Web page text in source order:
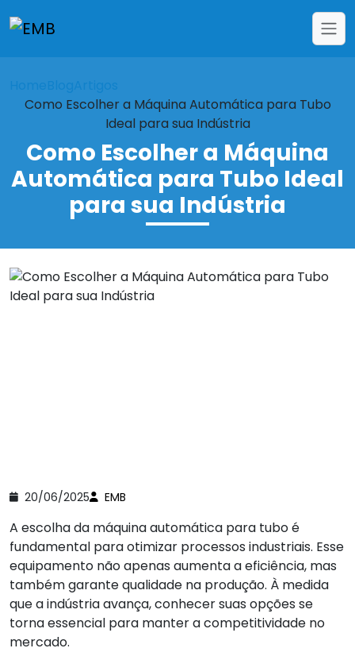
Home Blog
Artigos
Como Escolher a Máquina Automática para Tubo
Ideal para sua Indústria
Como Escolher a Máquina
Automática para Tubo Ideal
para sua Indústria
20/06/2025 EMB
A escolha da máquina automática para tubo é
fundamental para otimizar processos industriais. Esse
equipamento não apenas aumenta a eficiência, mas
também garante qualidade na produção. À medida
que a indústria avança, conhecer suas opções se
torna essencial para manter a competitividade no
mercado.